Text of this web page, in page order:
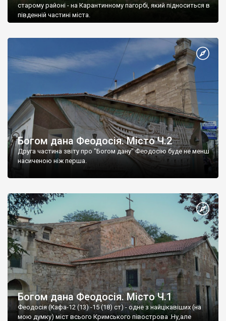
старому районі - на Карантинному пагорбі, який підноситься в
південній частині міста.
Богом дана Феодосія. Місто Ч.2
Друга частина звіту про "Богом дану" Феодосію буде не менш
насиченою ніж перша.
Богом дана Феодосія. Місто Ч.1
Феодосія (Кафа-12 (13) -15 (18) ст) - одне з найцікавіших (на
мою думку) міст всього Кримського півострова .Ну,але